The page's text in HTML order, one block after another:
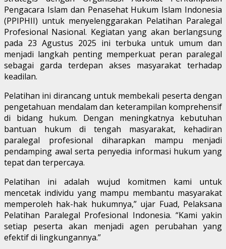
Pengacara Islam dan Penasehat Hukum Islam Indonesia
(PPIPHII) untuk menyelenggarakan Pelatihan Paralegal
Profesional Nasional. Kegiatan yang akan berlangsung
pada 23 Agustus 2025 ini terbuka untuk umum dan
menjadi langkah penting memperkuat peran paralegal
sebagai garda terdepan akses masyarakat terhadap
keadilan.
Pelatihan ini dirancang untuk membekali peserta dengan
pengetahuan mendalam dan keterampilan komprehensif
di bidang hukum. Dengan meningkatnya kebutuhan
bantuan hukum di tengah masyarakat, kehadiran
paralegal profesional diharapkan mampu menjadi
pendamping awal serta penyedia informasi hukum yang
tepat dan terpercaya.
Pelatihan ini adalah wujud komitmen kami untuk
mencetak individu yang mampu membantu masyarakat
memperoleh hak-hak hukumnya,” ujar Fuad, Pelaksana
Pelatihan Paralegal Profesional Indonesia. “Kami yakin
setiap peserta akan menjadi agen perubahan yang
efektif di lingkungannya.”